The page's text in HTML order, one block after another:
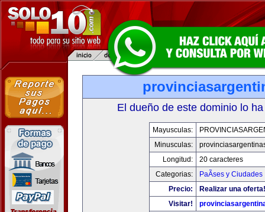
El dueño de este dominio lo
Mayusculas:
Minusculas:
Longitud:
20 caracteres
Categorias:
PaÃ­ses y Ciudades
Precio:
Realizar una oferta!
Visitar!